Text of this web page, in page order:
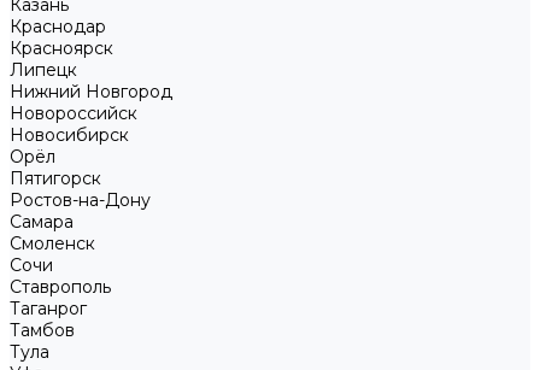
Казань
Краснодар
Красноярск
Липецк
Нижний Новгород
Новороссийск
Новосибирск
Орёл
Пятигорск
Ростов-на-Дону
Самара
Смоленск
Сочи
Ставрополь
Таганрог
Тамбов
Тула